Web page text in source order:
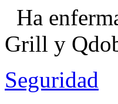
Ha
Grill y
Seguridad